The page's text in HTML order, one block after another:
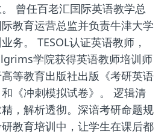
曾任百老汇国际英语教学总
教育运营总监并负责牛津大学
务。 TESOL认证英语教师，
学院获得英语教师培训师
等教育出版社出版《考研英语
《冲刺模拟试卷》。 逻辑清
，解析透彻。深谙考研命题规
教育培训中，让学生在课后都